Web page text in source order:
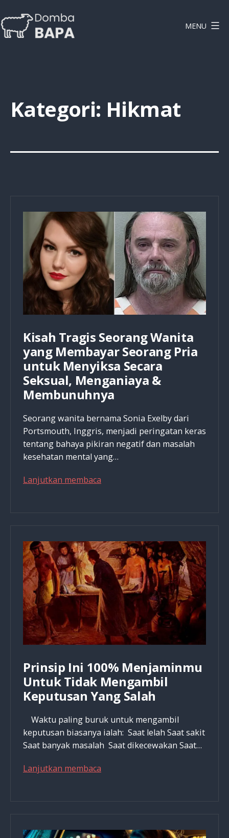
ke
konten
MENU
Kategori: Hikmat
Kisah Tragis Seorang Wanita
yang Membayar Seorang Pria
untuk Menyiksa Secara
Seksual, Menganiaya &
Membunuhnya
Seorang wanita bernama Sonia Exelby dari
Portsmouth, Inggris, menjadi peringatan keras
tentang bahaya pikiran negatif dan masalah
kesehatan mental yang…
Lanjutkan membaca
Membayar
Seorang
Pria
untuk
Menyiksa
Secara
Seksual,
Menganiaya
&
Prinsip Ini 100% Menjaminmu
Untuk Tidak Mengambil
Keputusan Yang Salah
Waktu paling buruk untuk mengambil
keputusan biasanya ialah: Saat lelah Saat sakit
Saat banyak masalah Saat dikecewakan Saat…
Lanjutkan membaca
Tidak